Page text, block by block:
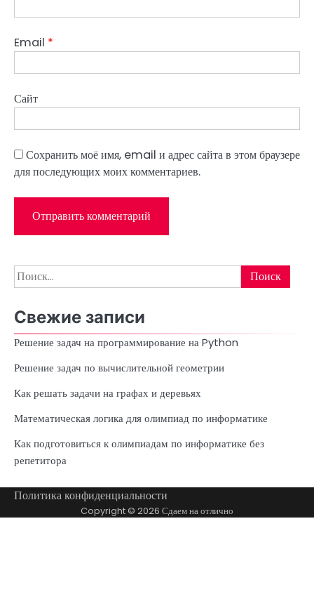
Email *
Сайт
Сохранить моё имя, email и адрес сайта в этом браузере
для последующих моих комментариев.
Найти:
Свежие записи
Решение задач на программирование на Python
Решение задач по вычислительной геометрии
Как решать задачи на графах и деревьях
Математическая логика для олимпиад по информатике
Как подготовиться к олимпиадам по информатике без
репетитора
Политика конфиденциальности
Copyright © 2026 Сдаем на отлично